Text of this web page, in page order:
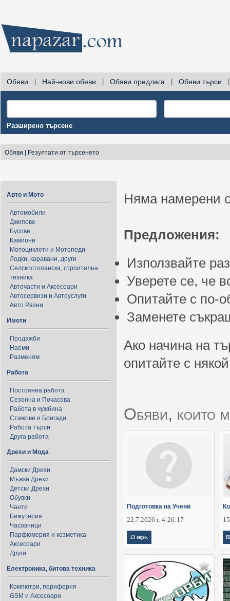
Обяви Най-нови обяви Обяви предлага Обяви търси
Разширено търсене
Обяви Резултати от търсенето
Авто и Мото
Автомобили
Джипове
Бусове
Камиони
Мотоциклети и Мотопеди
Лодки, каравани, други
Селскостопанска, строителна
техника
Авточасти и Аксесоари
Автосервизи и Автоуслуги
Авто Разни
Имоти
Продажби
Наеми
Разменям
Работа
Постоянна работа
Сезонна и Почасова
Работа в чужбина
Стажове и Бригади
Работа търси
Друга работа
Дрехи и Мода
Дамски Дрехи
Мъжки Дрехи
Детски Дрехи
Обувки
Чанти
Бижутерия
Часовници
Парфюмерия и козметика
Аксесоари
Други
Електроника, битова техника
Компютри, периферия
GSM и Аксесоари
Няма намерени
Предложения:
Използвайте
Уверете се, че
Опитайте с по-
Заменете
Ако начина на
опитайте с
Обяви, които
Подготовка на Учени
22.7.2026 г. 4:26:17
13 евро.